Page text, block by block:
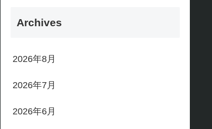
Archives
2026年8月
2026年7月
2026年6月